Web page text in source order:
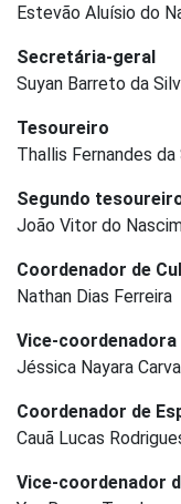
Estevão Aluísio do
Secretária-geral
Suyan Barreto da
Tesoureiro
Thallis Fernandes da
Segundo
João Vitor do
Coordenador de
Nathan Dias Ferreira
Vice-
Jéssica Nayara
Coordenador de
Cauã Lucas
Vice-coordenador